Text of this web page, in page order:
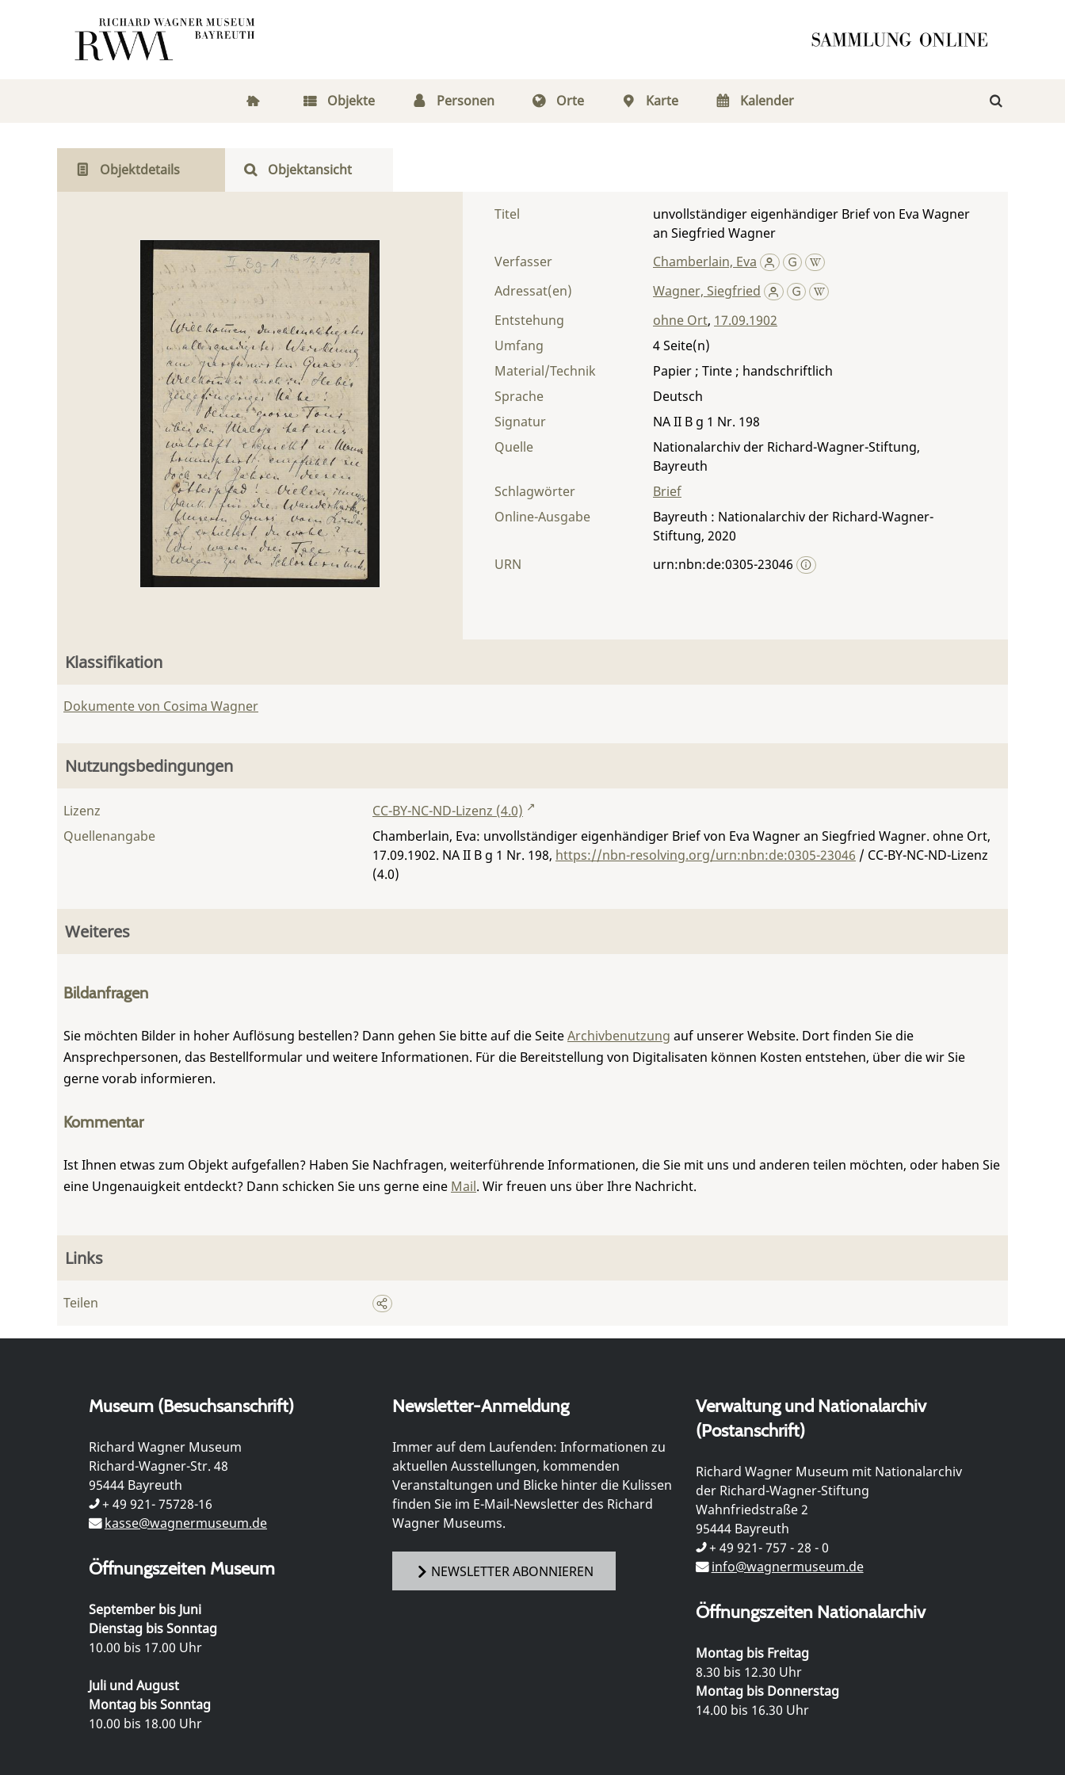
Objekte Personen Orte Karte Kalender
Objektdetails Objektansicht
Titel
unvollständiger eigenhändiger Brief von Eva Wagner
an Siegfried Wagner
Verfasser
Chamberlain, Eva
Adressat(en)
Wagner, Siegfried
Entstehung
ohne Ort, 17.09.1902
Umfang
4
Material/Technik
Papier ; Tinte ; handschriftlich
Sprache
Deutsch
Signatur
NA II B g 1 Nr. 198
Quelle
Nationalarchiv der Richard-Wagner-Stiftung,
Bayreuth
Schlagwörter
Brief
Online-Ausgabe
Bayreuth : Nationalarchiv der Richard-Wagner-
Stiftung, 2020
URN
urn:nbn:de:0305-23046
Klassifikation
Dokumente von Cosima Wagner
Nutzungsbedingungen
Lizenz
CC-BY-NC-ND-Lizenz (4.0)
Quellenangabe
Chamberlain, Eva: unvollständiger eigenhändiger Brief von Eva Wagner an Siegfried Wagner. ohne Ort,
17.09.1902. NA II B g 1 Nr. 198, https://nbn-resolving.org/urn:nbn:de:0305-23046 / CC-BY-NC-ND-Lizenz
(4.0)
Weiteres
Bildanfragen
Sie möchten Bilder in hoher Auflösung bestellen? Dann gehen Sie bitte auf die SeiteArchivbenutzung auf unserer Website. Dort finden Sie die
Ansprechpersonen, das Bestellformular und weitere Informationen. Für die Bereitstellung von Digitalisaten können Kosten entstehen, über die wir Sie
gerne vorab informieren.
Kommentar
Ist Ihnen etwas zum Objekt aufgefallen? Haben Sie Nachfragen, weiterführende Informationen, die Sie mit uns und anderen teilen möchten, oder haben Sie
eine Ungenauigkeit entdeckt? Dann schicken Sie uns gerne eine Mail. Wir freuen uns über Ihre Nachricht.
Links
Teilen
Museum (Besuchsanschrift)
Richard Wagner Museum
Richard-Wagner-Str. 48
95444 Bayreuth
+ 49 921- 75728-16
kasse@wagnermuseum.de
Öffnungszeiten Museum
September bis Juni
Dienstag bis Sonntag
10.00 bis 17.00 Uhr
Juli und August
Montag bis Sonntag
10.00 bis 18.00 Uhr
Newsletter-Anmeldung
Immer auf dem Laufenden: Informationen zu
aktuellen Ausstellungen, kommenden
Veranstaltungen und Blicke hinter die Kulissen
finden Sie im E-Mail-Newsletter des Richard
Wagner Museums.
NEWSLETTER ABONNIEREN
Verwaltung und Nationalarchiv
(Postanschrift)
Richard Wagner Museum mit Nationalarchiv
der Richard-Wagner-Stiftung
Wahnfriedstraße 2
95444 Bayreuth
+ 49 921- 757 - 28 - 0
info@wagnermuseum.de
Öffnungszeiten Nationalarchiv
Montag bis Freitag
8.30 bis 12.30 Uhr
Montag bis Donnerstag
14.00 bis 16.30 Uhr